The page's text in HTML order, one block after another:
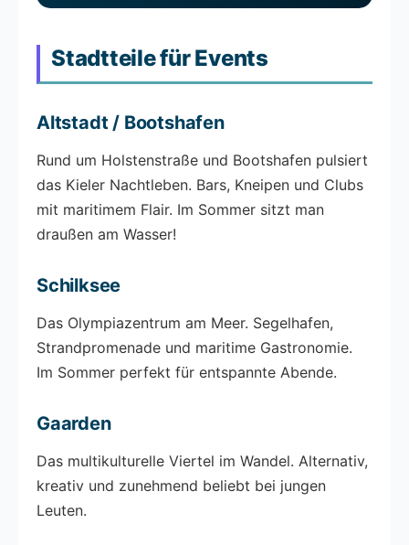
Stadtteile für Events
Altstadt / Bootshafen
Rund um Holstenstraße und Bootshafen pulsiert
das Kieler Nachtleben. Bars, Kneipen und Clubs
mit maritimem Flair. Im Sommer sitzt man
draußen am Wasser!
Schilksee
Das Olympiazentrum am Meer. Segelhafen,
Strandpromenade und maritime Gastronomie.
Im Sommer perfekt für entspannte Abende.
Gaarden
Das multikulturelle Viertel im Wandel. Alternativ,
kreativ und zunehmend beliebt bei jungen
Leuten.